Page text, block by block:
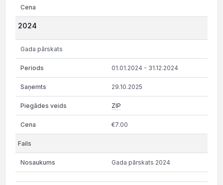
2024
Gada pārskats
01.01.2024 - 31.12.2024
29.10.2025
ZIP
€7.00
Gada pārskats 2024